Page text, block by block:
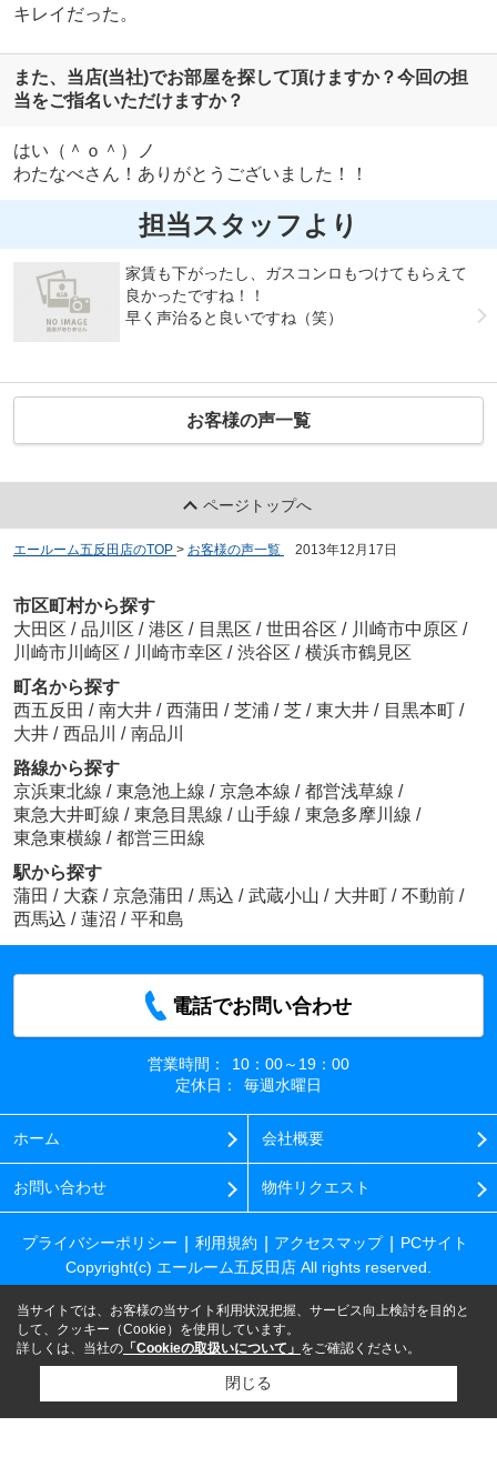
キレイだった。
また、当店(当社)でお部屋を探して頂けますか？今回の担
当をご指名いただけますか？
はい（＾ｏ＾）ノ
わたなべさん！ありがとうございました！！
担当スタッフより
家賃も下がったし、ガスコンロもつけてもらえて
良かったですね！！
早く声治ると良いですね（笑）
お客様の声一覧
ページトップへ
エールーム五反田店のTOP > お客様の声一覧 2013年12月17日
市区町村から探す
大田区 / 品川区 / 港区 / 目黒区 / 世田谷区 / 川崎市中原区 /
川崎市川崎区 / 川崎市幸区 / 渋谷区 / 横浜市鶴見区
町名から探す
西五反田 / 南大井 / 西蒲田 / 芝浦 / 芝 / 東大井 / 目黒本町 /
大井 / 西品川 / 南品川
路線から探す
京浜東北線 / 東急池上線 / 京急本線 / 都営浅草線 /
東急大井町線 / 東急目黒線 / 山手線 / 東急多摩川線 /
東急東横線 / 都営三田線
駅から探す
蒲田 / 大森 / 京急蒲田 / 馬込 / 武蔵小山 / 大井町 / 不動前 /
西馬込 / 蓮沼 / 平和島
電話でお問い合わせ
営業時間：
10：00～19：00
定休日：
毎週水曜日
ホーム 会社概要
お問い合わせ 物件リクエスト
プライバシーポリシー 利用規約 アクセスマップ
PCサイト
Copyright(c) エールーム五反田店 All rights reserved.
当サイトでは、お客様の当サイト利用状況把握、サービス向上検討を目的と
して、クッキー（Cookie）を使用しています。
詳しくは、当社の 「Cookieの取扱いについて」 をご確認ください。
閉じる